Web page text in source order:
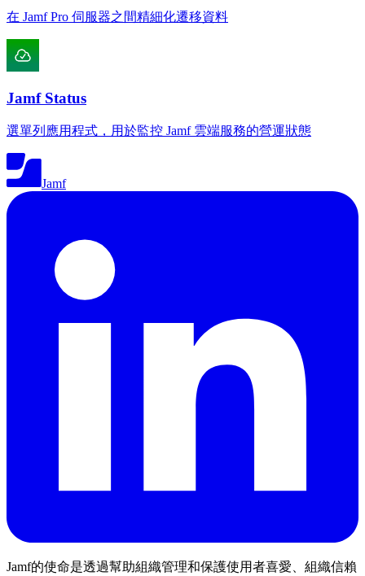
在 Jamf Pro 伺服器之間精細化遷移資料
Jamf Status
選單列應用程式，用於監控 Jamf 雲端服務的營運狀態
Jamf
Jamf的使命是透過幫助組織管理和保護使用者喜愛、組織信賴